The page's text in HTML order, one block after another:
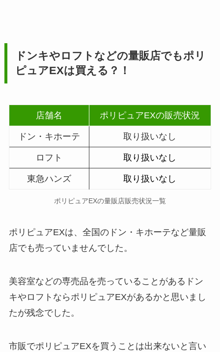
ドンキやロフトなどの量販店でもポリ
ピュアEXは買える？！
店舗名 ポリピュアEXの販売状況
ドン・キホーテ 取り扱いなし
ロフト 取り扱いなし
東急ハンズ 取り扱いなし
ポリピュアEXの量販店販売状況一覧
ポリピュアEXは、全国のドン・キホーテなど量販
店でも売っていませんでした。
美容室などの専売品を売っていることがあるドン
キやロフトならポリピュアEXがあるかと思いまし
たが残念でした。
市販でポリピュアEXを買うことは出来ないと言い